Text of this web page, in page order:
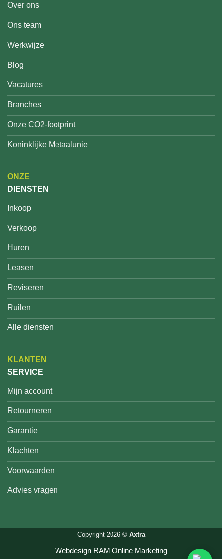
Over ons
Ons team
Werkwijze
Blog
Vacatures
Branches
Onze CO2-footprint
Koninklijke Metaalunie
ONZE
DIENSTEN
Inkoop
Verkoop
Huren
Leasen
Reviseren
Ruilen
Alle diensten
KLANTEN
SERVICE
Mijn account
Retourneren
Garantie
Klachten
Voorwaarden
Advies vragen
Copyright 2026 © Axtra
Webdesign RAM Online Marketing